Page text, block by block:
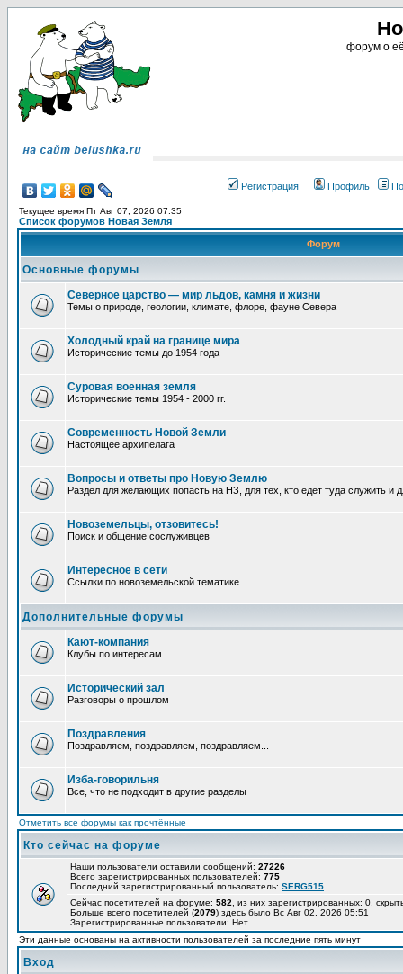
форум о
Регистрация Профиль
Текущее время Пт Авг 07, 2026 07:35
Список форумов Новая Земля
Форум
Основные форумы
Северное царство — мир льдов, камня и жизни
Темы о природе, геологии, климате, флоре, фауне Севера
Холодный край на границе мира
Исторические темы до 1954 года
Суровая военная земля
Исторические темы 1954 - 2000 гг.
Современность Новой Земли
Настоящее архипелага
Вопросы и ответы про Новую Землю
Раздел для желающих попасть на НЗ, для тех, кто едет туда служить и
Новоземельцы, отзовитесь!
Поиск и общение сослуживцев
Интересное в сети
Ссылки по новоземельской тематике
Дополнительные форумы
Кают-компания
Клубы по интересам
Исторический зал
Разговоры о прошлом
Поздравления
Поздравляем, поздравляем, поздравляем...
Изба-говорильня
Все, что не подходит в другие разделы
Отметить все форумы как прочтённые
Кто сейчас на форуме
Наши пользователи оставили сообщений: 27226
Всего зарегистрированных пользователей: 775
Последний зарегистрированный пользователь: SERG515
Сейчас посетителей на форуме: 582 , из них зарегистрированных: 0,
Больше всего посетителей (2079) здесь было Вс Авг 02, 2026 05:51
Зарегистрированные пользователи: Нет
Эти данные основаны на активности пользователей за последние пять минут
Вход